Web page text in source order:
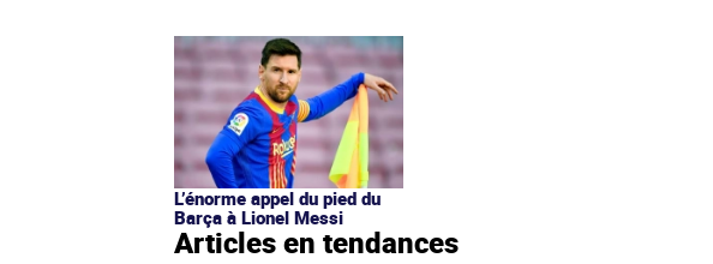
L’énorme appel du pied du
Barça à Lionel Messi
Articles en tendances